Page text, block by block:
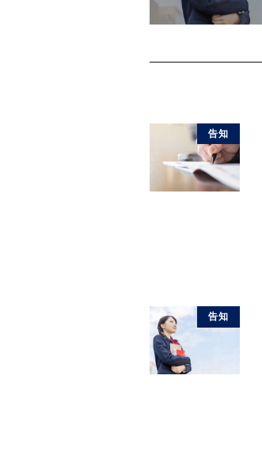
告知
告知